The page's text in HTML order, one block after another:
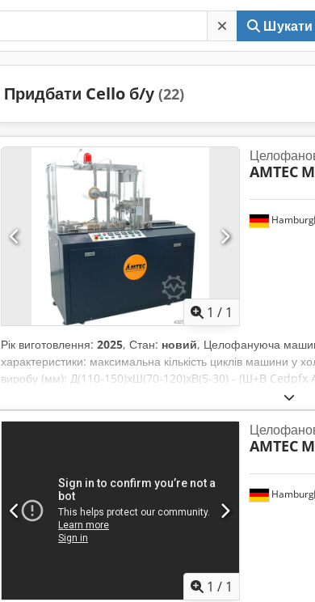
Шукати
Придбати Cello б/у (22)
1 / 1
Hamburg
AMTEC
Рік виготовлення: 2025, Стан: новий, Целофануюча
характеристики: максимальна кількість циклів машини у
виробу (мм): Д(110-150)xШ(70-120)xВ(5-30) - (Ш+В Cedpfx
1 / 1
Hamburg
AMTEC